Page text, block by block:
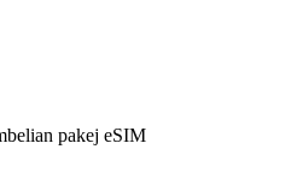
pakej eSIM